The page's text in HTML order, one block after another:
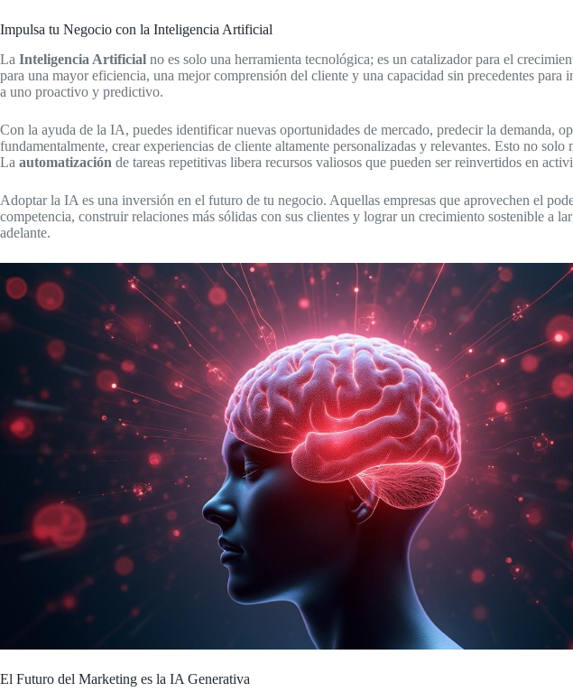
Impulsa tu Negocio con la Inteligencia Artificial
La Inteligencia Artificial no es solo una herramienta tecnológica; es un catalizador para el
para una mayor eficiencia, una mejor comprensión del cliente y una capacidad sin precedentes
a uno proactivo y predictivo.
Con la ayuda de la IA, puedes identificar nuevas oportunidades de mercado, predecir la demanda,
fundamentalmente, crear experiencias de cliente altamente personalizadas y relevantes. Esto no
La automatización de tareas repetitivas libera recursos valiosos que pueden ser reinvertidos en
Adoptar la IA es una inversión en el futuro de tu negocio. Aquellas empresas que aprovechen el
competencia, construir relaciones más sólidas con sus clientes y lograr un crecimiento sostenible
adelante.
El Futuro del Marketing es la IA Generativa